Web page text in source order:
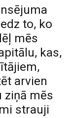
to, ko
mēs
kas,
arvien
ziņā mēs
strauji